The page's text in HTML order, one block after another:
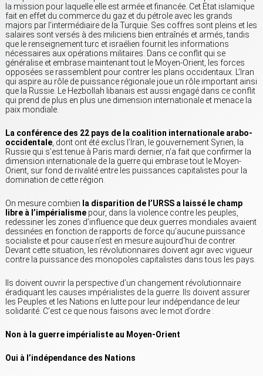
la mission pour laquelle elle est armée et financée. Cet Etat islamique
fait en effet du commerce du gaz et du pétrole avec les grands
majors par l’intermédiaire de la Turquie. Ses coffres sont pleins et les
salaires sont versés à des miliciens bien entraînés et armés, tandis
que le renseignement turc et israélien fournit les informations
nécessaires aux opérations militaires. Dans ce conflit qui se
généralise et embrase maintenant tout le Moyen-Orient, les forces
opposées se rassemblent pour contrer les plans occidentaux. L’Iran
qui aspire au rôle de puissance régionale joue un rôle important ainsi
que la Russie. Le Hezbollah libanais est aussi engagé dans ce conflit
qui prend de plus en plus une dimension internationale et menace la
paix mondiale.
La conférence des 22 pays de la coalition internationale arabo-
occidentale , dont ont été exclus l’Iran, le gouvernement Syrien, la
Russie qui s’est tenue à Paris mardi dernier, n’a fait que confirmer la
dimension internationale de la guerre qui embrase tout le Moyen-
Orient, sur fond de rivalité entre les puissances capitalistes pour la
domination de cette région.
On mesure combien la disparition de l’URSS a laissé le champ
libre à l’impérialisme pour, dans la violence contre les peuples,
redessiner les zones d’influence que deux guerres mondiales avaient
dessinées en fonction de rapports de force qu’aucune puissance
socialiste et pour cause n’est en mesure aujourd’hui de contrer.
Devant cette situation, les révolutionnaires doivent agir avec vigueur
contre la puissance des monopoles capitalistes dans tous les pays.
Ils doivent ouvrir la perspective d’un changement révolutionnaire
éradiquant les causes impérialistes de la guerre. Ils doivent assurer
les Peuples et les Nations en lutte pour leur indépendance de leur
solidarité. C’est ce que nous faisons avec le mot d’ordre :
Non à la guerre impérialiste au Moyen-Orient
Oui à l’indépendance des Nations